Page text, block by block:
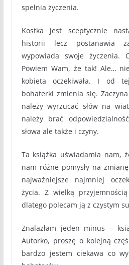
spełnia życzenia.
Kostka jest sceptycznie
historii lecz postanawia
wypowiada swoje życzenia.
Powiem Wam, że tak! Ale…
kobieta oczekiwała. I od
bohaterki zmienia się.
należy wyrzucać słów na
należy brać
słowa ale także i czyny.
Ta książka uświadamia nam,
nam różne pomysły na
najważniejsze najmniej
życia. Z wielką
dlatego polecam ją z czystym
Znalazłam jeden minus –
Autorko, proszę o kolejną
bardzo jestem ciekawa co